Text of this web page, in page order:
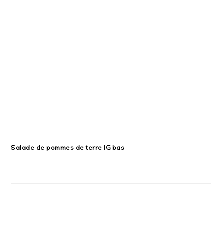
Salade de pommes de terre IG bas